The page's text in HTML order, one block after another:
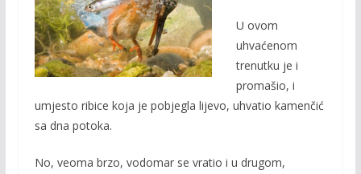
U ovom
uhvaćenom
trenutku je i
promašio, i
umjesto ribice koja je pobjegla lijevo, uhvatio kamenčić
sa dna potoka.
No, veoma brzo, vodomar se vratio i u drugom,